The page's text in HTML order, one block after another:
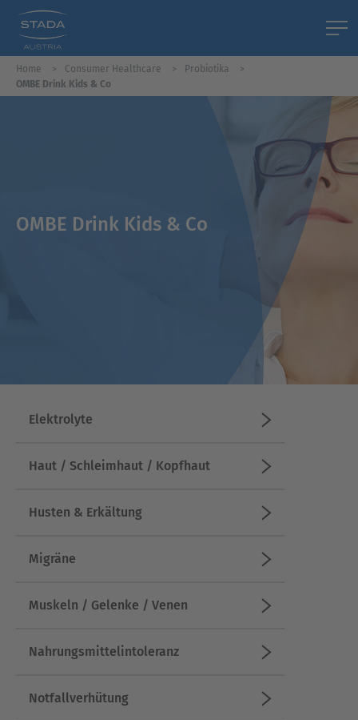
Home Consumer Healthcare
Probiotika
OMBE Drink Kids & Co
OMBE Drink Kids & Co
Elektrolyte
Haut / Schleimhaut / Kopfhaut
Husten & Erkältung
Migräne
Muskeln / Gelenke / Venen
Nahrungsmittelintoleranz
Notfallverhütung